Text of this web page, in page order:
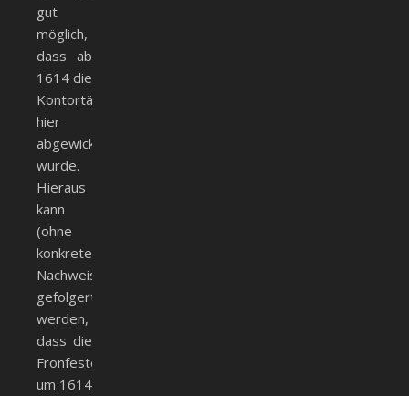
gut
möglich,
dass ab
1614 die
Kontortätigkeit
hier
abgewickelt
wurde.
Hieraus
kann
(ohne
konkreten
Nachweis)
gefolgert
werden,
dass die
Fronfeste
um 1614